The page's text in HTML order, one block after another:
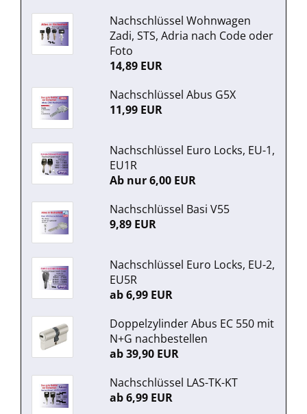
Nachschlüssel Wohnwagen
Zadi, STS, Adria nach Code oder
Foto
14,89 EUR
Nachschlüssel Abus G5X
11,99 EUR
Nachschlüssel Euro Locks, EU-1,
EU1R
Ab nur 6,00 EUR
Nachschlüssel Basi V55
9,89 EUR
Nachschlüssel Euro Locks, EU-2,
EU5R
ab 6,99 EUR
Doppelzylinder Abus EC 550 mit
N+G nachbestellen
ab 39,90 EUR
Nachschlüssel LAS-TK-KT
ab 6,99 EUR